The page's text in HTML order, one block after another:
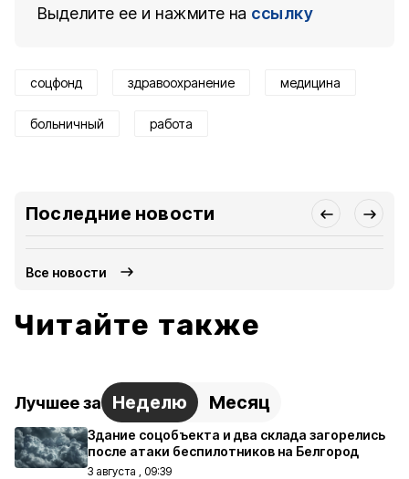
Выделите ее и нажмите на ссылку
соцфонд здравоохранение медицина
больничный работа
Последние новости
Все новости
Читайте также
Лучшее за Неделю Месяц
Здание соцобъекта и два склада загорелись
после атаки беспилотников на Белгород
3 августа , 09:39